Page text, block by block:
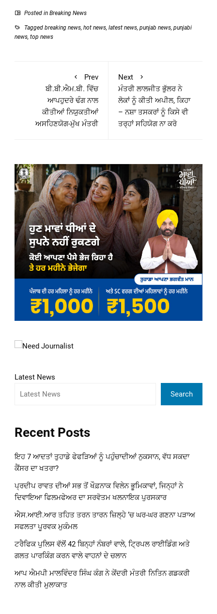
Posted in Breaking News
Tagged breaking news, hot news, latest news, punjab news, punjabi
news, top news
Prev
ਬੀ.ਬੀ.ਐਮ.ਬੀ. ਵਿੱਚ
ਆਪਹੁਦਰੇ ਢੰਗ ਨਾਲ
ਕੀਤੀਆਂ ਨਿਯੁਕਤੀਆਂ
ਅਸਹਿਣਯੋਗ-ਮੁੱਖ ਮੰਤਰੀ
Next
ਮੰਤਰੀ ਲਾਲਜੀਤ ਭੁੱਲਰ ਨੇ
ਲੋਕਾਂ ਨੂੰ ਕੀਤੀ ਅਪੀਲ, ਕਿਹਾ
– ਨਸ਼ਾ ਤਸਕਰਾਂ ਨੂੰ ਕਿਸੇ ਵੀ
ਤਰ੍ਹਾਂ ਸਹਿਯੋਗ ਨਾ ਕਰੋ
Latest News
Search
Recent Posts
ਇਹ 7 ਆਦਤਾਂ ਤੁਹਾਡੇ ਫੇਫੜਿਆਂ ਨੂੰ ਪਹੁੰਚਾਦੀਆਂ ਨੁਕਸਾਨ, ਵੱਧ ਸਕਦਾ
ਕੈਂਸਰ ਦਾ ਖਤਰਾ?
ਪ੍ਰਦੀਪ ਰਾਵਤ ਦੀਆਂ ਸਭ ਤੋਂ ਖੌਫ਼ਨਾਕ ਵਿਲੇਨ ਭੂਮਿਕਾਵਾਂ, ਜਿਨ੍ਹਾਂ ਨੇ
ਦਿਵਾਇਆ ਫਿਲਮਫੇਅਰ ਦਾ ਸਰਵੋਤਮ ਖਲਨਾਇਕ ਪੁਰਸਕਾਰ
ਐਸ.ਆਈ.ਆਰ ਤਹਿਤ ਤਰਨ ਤਾਰਨ ਜ਼ਿਲ੍ਹੇ ‘ਚ ਘਰ-ਘਰ ਗਣਨਾ ਪੜਾਅ
ਸਫਲਤਾ ਪੂਰਵਕ ਮੁਕੰਮਲ
ਟਰੈਫਿਕ ਪੁਲਿਸ ਵੱਲੋਂ 42 ਬਿਨ੍ਹਾਂ ਨੰਬਰਾਂ ਵਾਲੇ, ਟ੍ਰਿਪਲ ਰਾਈਡਿੰਗ ਅਤੇ
ਗਲਤ ਪਾਰਕਿੰਗ ਕਰਨ ਵਾਲੇ ਵਾਹਨਾਂ ਦੇ ਚਲਾਨ
ਆਪ ਐਮਪੀ ਮਾਲਵਿੰਦਰ ਸਿੰਘ ਕੰਗ ਨੇ ਕੇਂਦਰੀ ਮੰਤਰੀ ਨਿਤਿਨ ਗਡਕਰੀ
ਨਾਲ ਕੀਤੀ ਮੁਲਾਕਾਤ